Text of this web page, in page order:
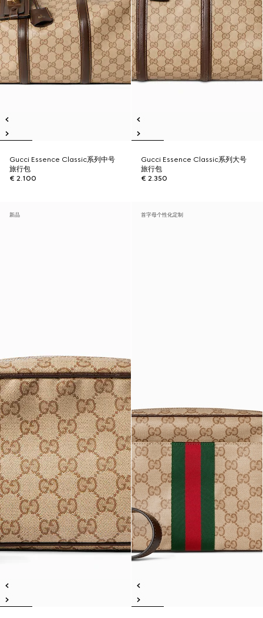
Gucci Essence Classic系列中号
旅行包
€ 2.100
Gucci Essence Classic系列大号
旅行包
€ 2.350
新品 首字母个性化定制